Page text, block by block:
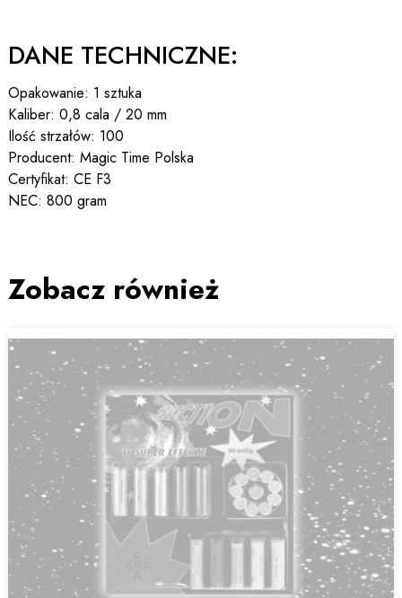
DANE TECHNICZNE:
Opakowanie: 1 sztuka
Kaliber: 0,8 cala / 20 mm
Ilość strzałów: 100
Producent: Magic Time Polska
Certyfikat: CE F3
NEC: 800 gram
Zobacz również